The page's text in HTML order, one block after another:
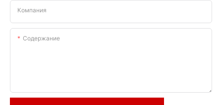
Компания
Содержание